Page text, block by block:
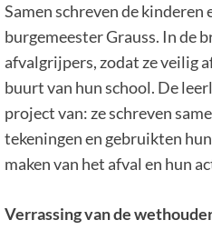
Samen schreven de kinderen
burgemeester Grauss. In de
afvalgrijpers, zodat ze veilig
buurt van hun school. De
project van: ze schreven
tekeningen en gebruikten
maken van het afval en hun
Verrassing van de